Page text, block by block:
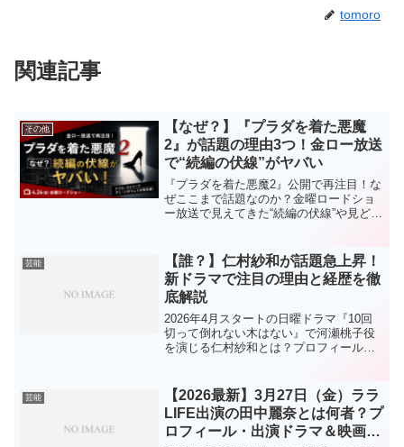
tomoro
関連記事
その他
【なぜ？】『プラダを着た悪魔
2』が話題の理由3つ！金ロー放送
で“続編の伏線”がヤバい
『プラダを着た悪魔2』公開で再注目！な
ぜここまで話題なのか？金曜ロードショ
ー放送で見えてきた“続編の伏線”や見どこ
く解説。
芸能
【誰？】仁村紗和が話題急上昇！
新ドラマで注目の理由と経歴を徹
底解説
2026年4月スタートの日曜ドラマ『10回
切って倒れない木はない』で河瀬桃子役
を演じる仁村紗和とは？プロフィールや
迫る。
芸能
【2026最新】3月27日（金）ララ
LIFE出演の田中麗奈とは何者？プ
ロフィール・出演ドラマ＆映画を